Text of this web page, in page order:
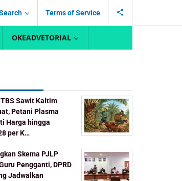
Terms of Service
OKEADVETORIAL
Sawit Kaltim
Petani Plasma
Harga hingga
per K…
Skema PJLP
Pengganti, DPRD
Jadwalkan